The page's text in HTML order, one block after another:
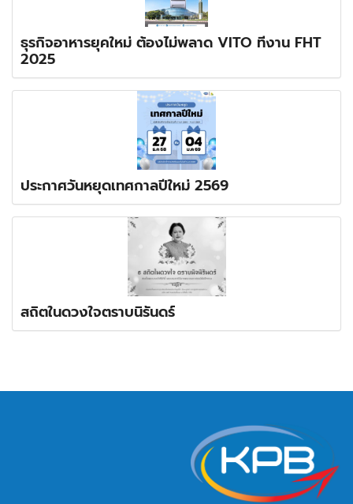
ธุรกิจอาหารยุคใหม่ ต้องไม่พลาด VITO ที่งาน FHT
2025
ประกาศวันหยุดเทศกาลปีใหม่ 2569
สถิตในดวงใจตราบนิรันดร์